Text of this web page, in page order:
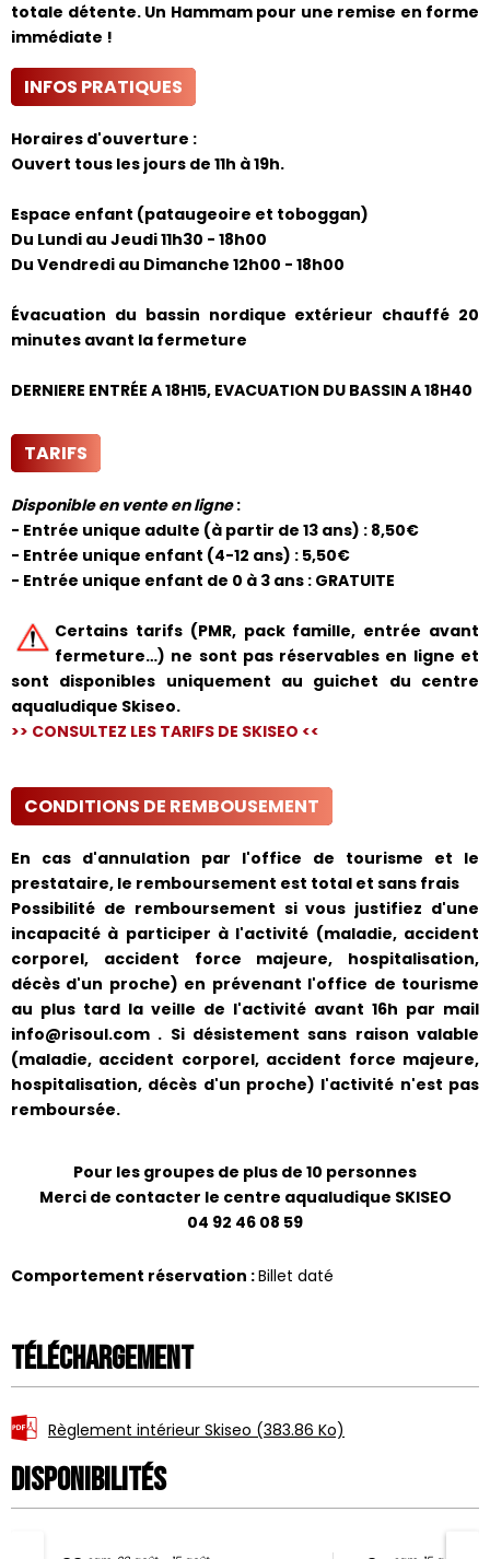
totale détente. Un Hammam pour une remise en forme
immédiate !
INFOS PRATIQUES
Horaires d'ouverture :
Ouvert tous les jours de 11h à 19h.
Espace enfant (pataugeoire et toboggan)
Du Lundi au Jeudi 11h30 - 18h00
Du Vendredi au Dimanche 12h00 - 18h00
Évacuation du bassin nordique extérieur chauffé 20
minutes avant la fermeture
DERNIERE ENTRÉE A 18H15, EVACUATION DU BASSIN A 18H40
TARIFS
Disponible en vente en ligne:
- Entrée unique adulte (à partir de 13 ans) : 8,50€
- Entrée unique enfant (4-12 ans) : 5,50€
- Entrée unique enfant de 0 à 3 ans : GRATUITE
Certains tarifs (PMR, pack famille, entrée avant
fermeture…) ne sont pas réservables en ligne et
sont disponibles uniquement au guichet du centre
aqualudique Skiseo.
>> CONSULTEZ LES TARIFS DE SKISEO <<
CONDITIONS DE REMBOUSEMENT
En cas d'annulation par l'office de tourisme et le
prestataire, le remboursement est total et sans frais
Possibilité de remboursement si vous justifiez d'une
incapacité à participer à l'activité (maladie, accident
corporel, accident force majeure, hospitalisation,
décès d'un proche) en prévenant l'office de tourisme
au plus tard la veille de l'activité avant 16h par mail
info@risoul.com . Si désistement sans raison valable
(maladie, accident corporel, accident force majeure,
hospitalisation, décès d'un proche) l'activité n'est pas
remboursée.
Pour les groupes de plus de 10 personnes
Merci de contacter le centre aqualudique SKISEO
04 92 46 08 59
Comportement réservation :Billet daté
Téléchargement
Règlement intérieur Skiseo (383.86 Ko)
Disponibilités